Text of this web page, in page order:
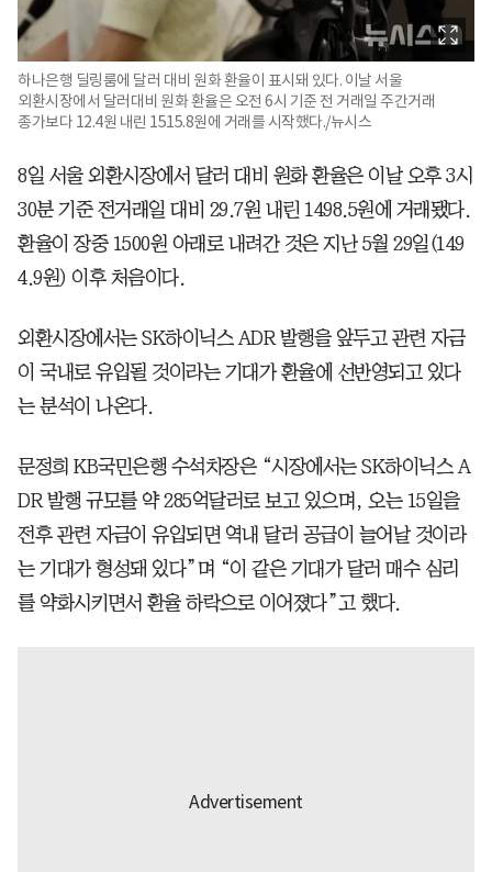
하나은행 딜링룸에 달러 대비 원화 환율이 표시돼 있다. 이날 서울
외환시장에서 달러대비 원화 환율은 오전 6시 기준 전 거래일 주간거래
종가보다 12.4원 내린 1515.8원에 거래를 시작했다./뉴시스
8일 서울 외환시장에서 달러 대비 원화 환율은 이날 오후 3시
30분 기준 전거래일 대비 29.7원 내린 1498.5원에 거래됐다.
환율이 장중 1500원 아래로 내려간 것은 지난 5월 29일(149
4.9원) 이후 처음이다.
외환시장에서는 SK하이닉스 ADR 발행을 앞두고 관련 자금
이 국내로 유입될 것이라는 기대가 환율에 선반영되고 있다
는 분석이 나온다.
문정희 KB국민은행 수석차장은 “시장에서는 SK하이닉스 A
DR 발행 규모를 약 285억달러로 보고 있으며, 오는 15일을
전후 관련 자금이 유입되면 역내 달러 공급이 늘어날 것이라
는 기대가 형성돼 있다”며 “이 같은 기대가 달러 매수 심리
를 약화시키면서 환율 하락으로 이어졌다”고 했다.